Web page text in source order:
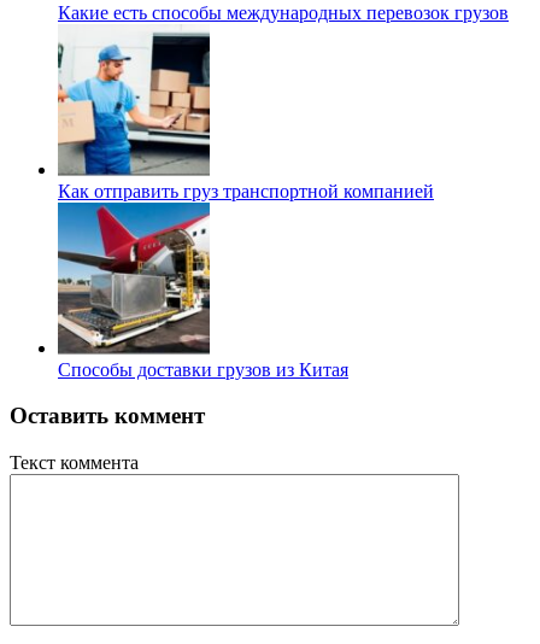
Какие есть способы международных перевозок грузов
Как отправить груз транспортной компанией
Способы доставки грузов из Китая
Оставить коммент
Текст коммента